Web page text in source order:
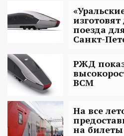
поезда
Санкт-
РЖД
ВСМ
На все
на